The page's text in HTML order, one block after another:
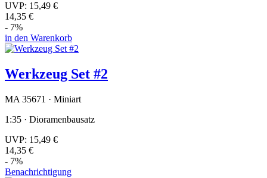
UVP: 15,49 €
14,35 €
- 7%
in den Warenkorb
Werkzeug Set #2
MA 35671 · Miniart
1:35 · Dioramenbausatz
UVP: 15,49 €
14,35 €
- 7%
Benachrichtigung